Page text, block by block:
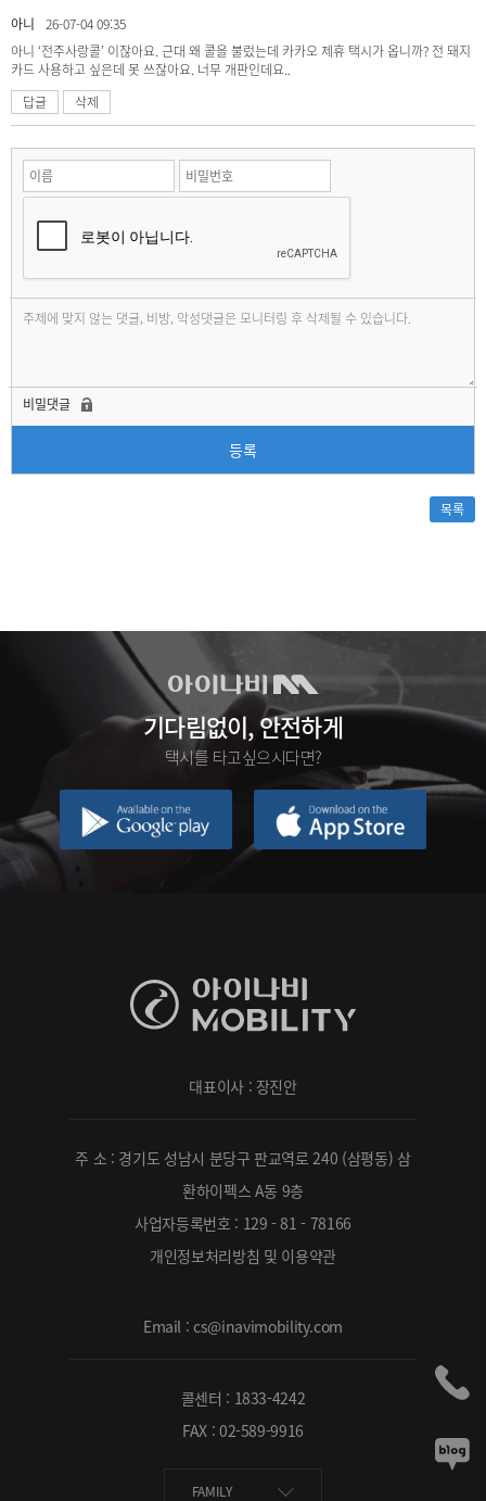
아니
26-07-04 09:35
아니 ‘전주사랑콜’ 이잖아요. 근대 왜 콜을 불렀는데 카카오 제휴 택시가 옵니까? 전 돼지
카드 사용하고 싶은데 못 쓰잖아요. 너무 개판인데요..
답글
삭제
비밀댓글
등록
목록
기다림없이, 안전하게
택시를 타고싶으시다면?
대표이사 : 장진안
주 소 : 경기도 성남시 분당구 판교역로 240 (삼평동) 삼
환하이펙스 A동 9층
사업자등록번호 : 129 - 81 - 78166
개인정보처리방침 및 이용약관
Email : cs@inavimobility.com
콜센터 : 1833-4242
FAX : 02-589-9916
FAMILY